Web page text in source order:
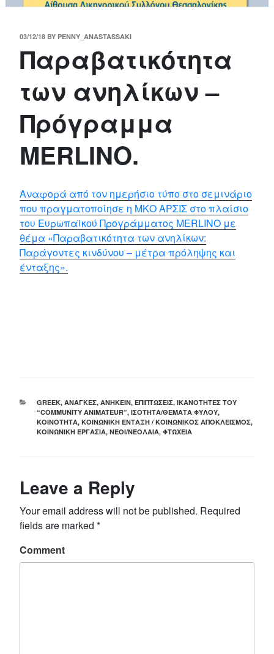
POSTED
03/12/18 BY PENNY_ANASTASSAKI
Παραβατικότητα
των ανηλίκων –
Πρόγραμμα
MERLINO.
Αναφορά από τον ημερήσιο τύπο στο σεμινάριο
που πραγματοποίησε η ΜΚΟ ΑΡΣΙΣ στο πλαίσιο
του Ευρωπαϊκού Προγράμματος ΜΕRLINO με
θέμα «Παραβατικότητα των ανηλίκων:
Παράγοντες κινδύνου – μέτρα πρόληψης και
ένταξης».
CATEGORIES
GREEK, ΑΝΆΓΚΕΣ, ΑΝΉΚΕΙΝ, ΕΠΙΠΤΏΣΕΙΣ, ΙΚΑΝΌΤΗΤΕΣ ΤΟΥ
“COMMUNITY ANIMATEUR”, ΙΣΌΤΗΤΑ/ΘΈΜΑΤΑ ΦΎΛΟΥ,
ΚΟΙΝΌΤΗΤΑ, ΚΟΙΝΩΝΙΚΉ ΈΝΤΑΞΗ / ΚΟΙΝΩΝΙΚΌΣ ΑΠΟΚΛΕΙΣΜΌΣ,
ΚΟΙΝΩΝΙΚΉ ΕΡΓΑΣΊΑ, ΝΈΟΙ/ΝΕΟΛΑΊΑ, ΦΤΏΧΕΙΑ
Leave a Reply
Your email address will not be published. Required
fields are marked *
Comment